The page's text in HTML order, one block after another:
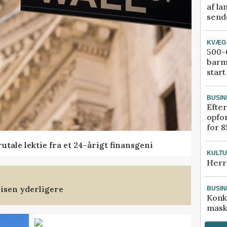
lektie fra et 24-årigt finansgeni
yderligere
af
KVÆG
for